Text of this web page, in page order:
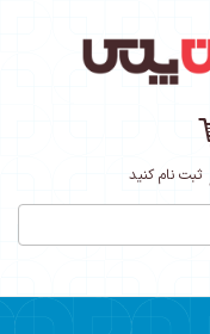
ثبت نام کنید